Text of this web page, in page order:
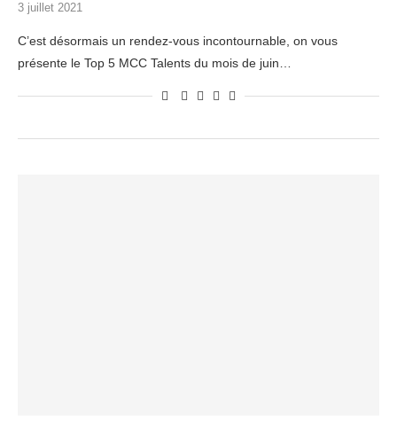
3 juillet 2021
C’est désormais un rendez-vous incontournable, on vous
présente le Top 5 MCC Talents du mois de juin…